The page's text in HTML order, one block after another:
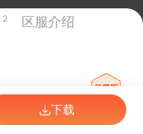
2 区服介绍
下载